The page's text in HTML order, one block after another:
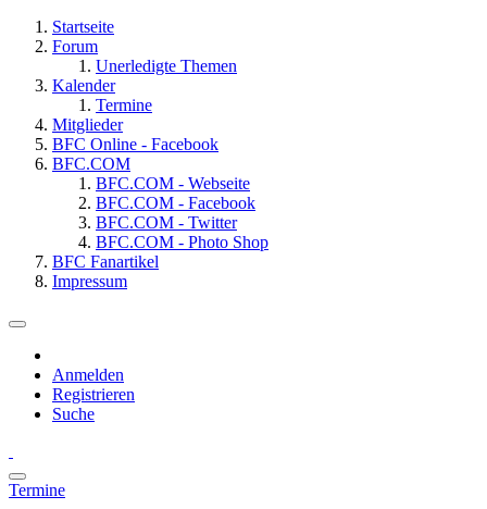
Startseite
Forum
Unerledigte Themen
Kalender
Termine
Mitglieder
BFC Online - Facebook
BFC.COM
BFC.COM - Webseite
BFC.COM - Facebook
BFC.COM - Twitter
BFC.COM - Photo Shop
BFC Fanartikel
Impressum
Anmelden
Registrieren
Suche
Termine